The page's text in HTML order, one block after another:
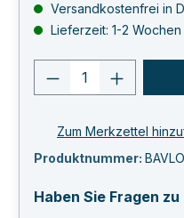
Versandkostenfrei in
Lieferzeit: 1-2 Wochen
Produkt
Zum Merkzettel
Produktnummer:
Haben Sie Fragen